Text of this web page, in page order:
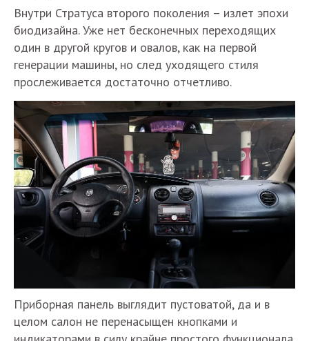
Внутри Стратуса второго поколения – излет эпохи
биодизайна. Уже нет бесконечных переходящих
один в другой кругов и овалов, как на первой
генерации машины, но след уходящего стиля
прослеживается достаточно отчетливо.
Приборная панель выглядит пустоватой, да и в
целом салон не перенасыщен кнопками и